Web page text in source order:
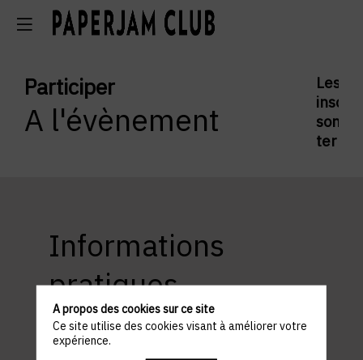
Participer
A l'évènement
Les
sont
Informations
pratiques
ACCÈS ET STATIONNEMENT
A propos des cookies sur ce site
Ce site utilise des cookies visant à améliorer votre
expérience.